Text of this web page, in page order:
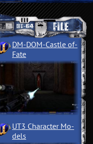
DM-DOM-Castle of­
Fate
UT3 Character Mo­
dels